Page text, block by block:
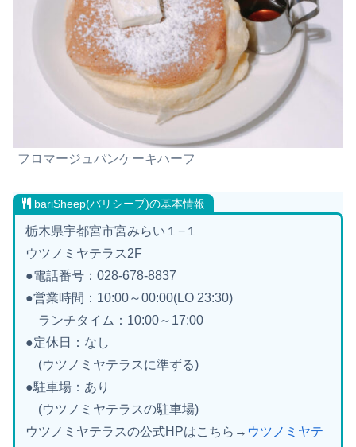
フロマージュパンケーキハーフ
bariSheep(バリシープ)の基本情報
栃木県宇都宮市宮みらい１−１
ウツノミヤテラス2F
●電話番号：028-678-8837
●営業時間：10:00～00:00(LO 23:30)
ランチタイム：10:00～17:00
●定休日：なし
(ウツノミヤテラスに準ずる)
●駐車場：あり
(ウツノミヤテラスの駐車場)
ウツノミヤテラスの公式HPはこちら→ ウツノミヤテ